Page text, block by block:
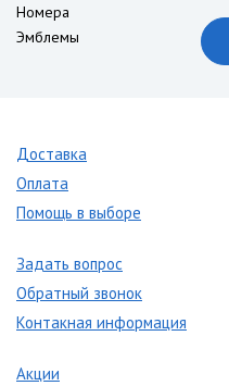
Номера
Эмблемы
Доставка
Оплата
Помощь в выборе
Задать вопрос
Обратный звонок
Контакная информация
Акции